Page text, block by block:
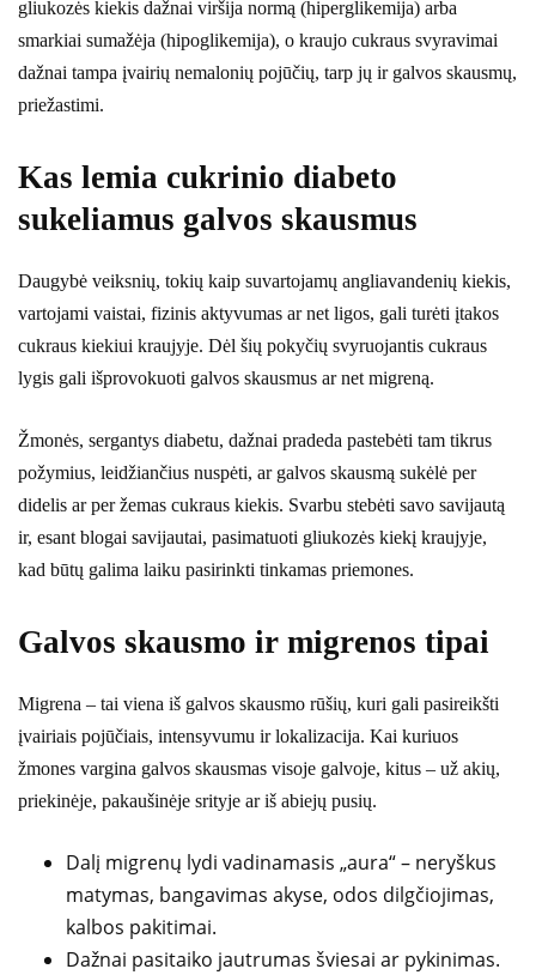
gliukozės kiekis dažnai viršija normą (hiperglikemija) arba
smarkiai sumažėja (hipoglikemija), o kraujo cukraus svyravimai
dažnai tampa įvairių nemalonių pojūčių, tarp jų ir galvos skausmų,
priežastimi.
Kas lemia cukrinio diabeto
sukeliamus galvos skausmus
Daugybė veiksnių, tokių kaip suvartojamų angliavandenių kiekis,
vartojami vaistai, fizinis aktyvumas ar net ligos, gali turėti įtakos
cukraus kiekiui kraujyje. Dėl šių pokyčių svyruojantis cukraus
lygis gali išprovokuoti galvos skausmus ar net migreną.
Žmonės, sergantys diabetu, dažnai pradeda pastebėti tam tikrus
požymius, leidžiančius nuspėti, ar galvos skausmą sukėlė per
didelis ar per žemas cukraus kiekis. Svarbu stebėti savo savijautą
ir, esant blogai savijautai, pasimatuoti gliukozės kiekį kraujyje,
kad būtų galima laiku pasirinkti tinkamas priemones.
Galvos skausmo ir migrenos tipai
Migrena – tai viena iš galvos skausmo rūšių, kuri gali pasireikšti
įvairiais pojūčiais, intensyvumu ir lokalizacija. Kai kuriuos
žmones vargina galvos skausmas visoje galvoje, kitus – už akių,
priekinėje, pakaušinėje srityje ar iš abiejų pusių.
Dalį migrenų lydi vadinamasis „aura“ – neryškus
matymas, bangavimas akyse, odos dilgčiojimas,
kalbos pakitimai.
Dažnai pasitaiko jautrumas šviesai ar pykinimas.